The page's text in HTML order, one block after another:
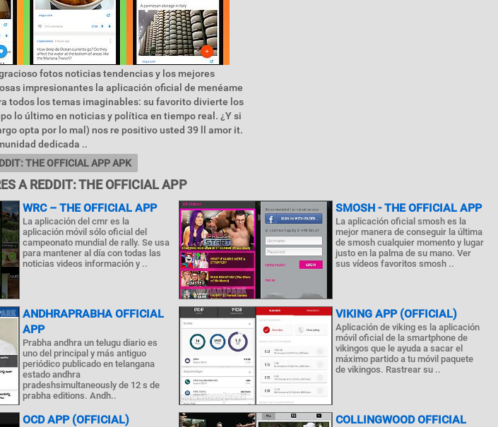
fotos noticias tendencias y los mejores
impresionantes la aplicación oficial de menéame
todos los temas imaginables: su favorito divierte los
lo último en noticias y política en tiempo real. ¿Y si
opta por lo mal) nos re positivo usted 39 ll amor it.
dedicada ..
THE OFFICIAL APP APK
A REDDIT: THE OFFICIAL APP
WRC – THE OFFICIAL APP
La aplicación del cmr es la
aplicación móvil sólo oficial del
campeonato mundial de rally. Se usa
para mantener al día con todas las
noticias videos información y ..
SMOSH - THE OFFICIAL APP
La aplicación oficial smosh es la
mejor manera de conseguir la última
de smosh cualquier momento y lugar
justo en la palma de su mano. Ver
sus vídeos favoritos smosh ..
ANDHRAPRABHA OFFICIAL
APP
Prabha andhra un telugu diario es
uno del principal y más antiguo
periódico publicado en telangana
estado andhra
pradeshsimultaneously de 12 s de
prabha editions. Andh..
VIKING APP (OFFICIAL)
Aplicación de viking es la aplicación
móvil oficial de la smartphone de
vikingos que le ayuda a sacar el
máximo partido a tu móvil paquete
de vikingos. Rastrear su ..
OCD APP (OFFICIAL)
COLLINGWOOD OFFICIAL